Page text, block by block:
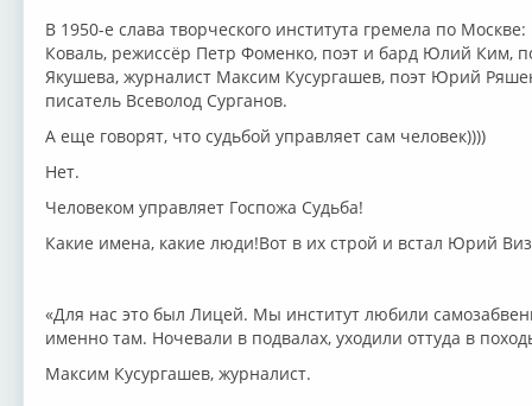
В 1950-е слава творческого института гремела по
Коваль, режиссёр Петр Фоменко, поэт и бард Юлий Ким,
Якушева, журналист Максим Кусургашев, поэт Юрий
писатель Всеволод Сурганов.
А еще говорят, что судьбой управляет сам человек))))
Нет.
Человеком управляет Госпожа Судьба!
Какие имена, какие люди!Вот в их строй и встал Юрий
«Для нас это был Лицей. Мы институт любили
именно там. Ночевали в подвалах, уходили оттуда в
Максим Кусургашев, журналист.